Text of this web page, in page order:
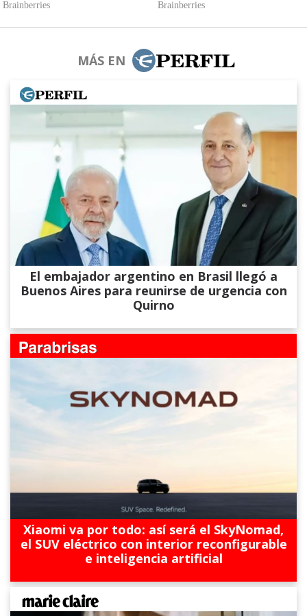
MÁS EN
El embajador argentino en Brasil llegó a
Buenos Aires para reunirse de urgencia con
Quirno
Xiaomi va por todo: así será el SkyNomad,
el SUV eléctrico con interior reconfigurable
e inteligencia artificial